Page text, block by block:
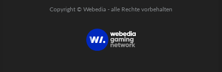
Copyright © Webedia - alle Rechte vorbehalten